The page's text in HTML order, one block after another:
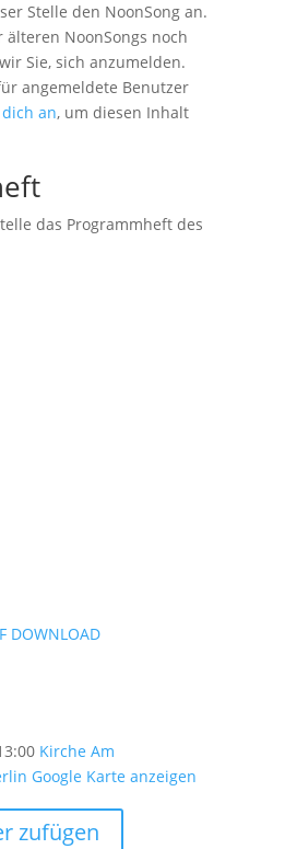
Stelle den NoonSong an.
älteren NoonSongs noch
Sie, sich anzumelden.
angemeldete Benutzer
an, um diesen Inhalt
das Programmheft des
DOWNLOAD
Kirche Am
Google Karte anzeigen
zufügen